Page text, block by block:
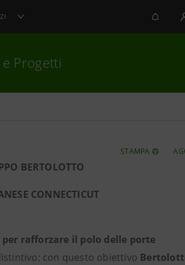
Progetti
STAMPA
BERTOLOTTO
CONNECTICUT
rafforzare il polo delle porte
con questo obiettivo